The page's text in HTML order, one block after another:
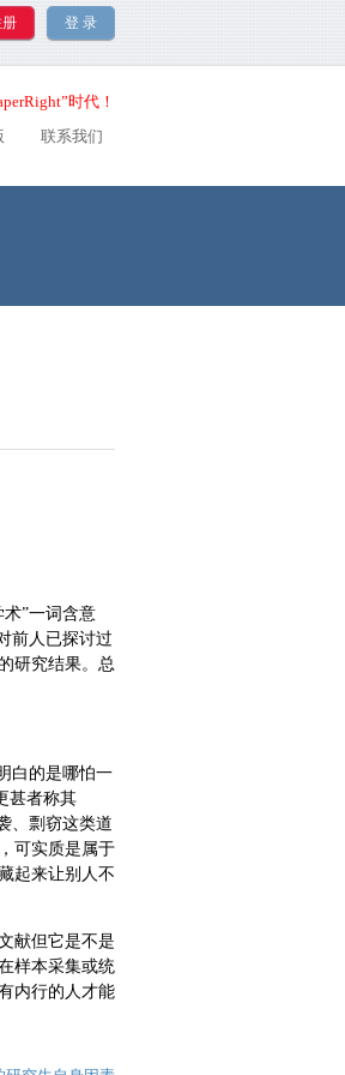
时代！
联系我们
”一词含意
前人已探讨过
研究结果。总
白的是哪怕一
甚者称其
、剽窃这类道
可实质是属于
起来让别人不
献但它是不是
样本采集或统
内行的人才能